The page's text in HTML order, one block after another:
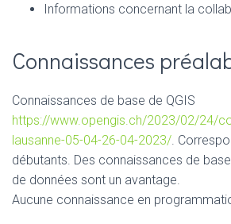
Informations concernant la
Connaissances
Connaissances de base de QGIS
https://www.opengis.ch/2023/02/24/
lausanne-05-04-26-04-2023/.
débutants. Des connaissances de
de données sont un avantage.
Aucune connaissance en